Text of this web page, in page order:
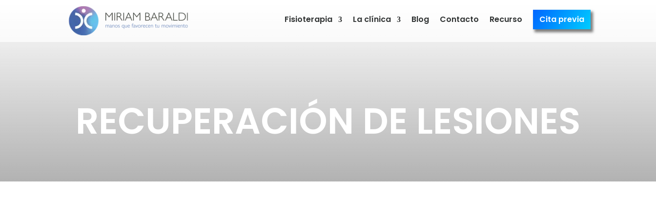
Fisioterapia La clínica Blog Contacto Recurso Cita previa
RECUPERACIÓN DE LESIONES